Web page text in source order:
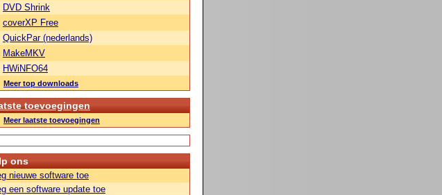
DVD Shrink
coverXP Free
QuickPar (nederlands)
MakeMKV
HWiNFO64
Meer top downloads
toevoegingen
Meer laatste toevoegingen
ons
nieuwe software toe
een software update toe